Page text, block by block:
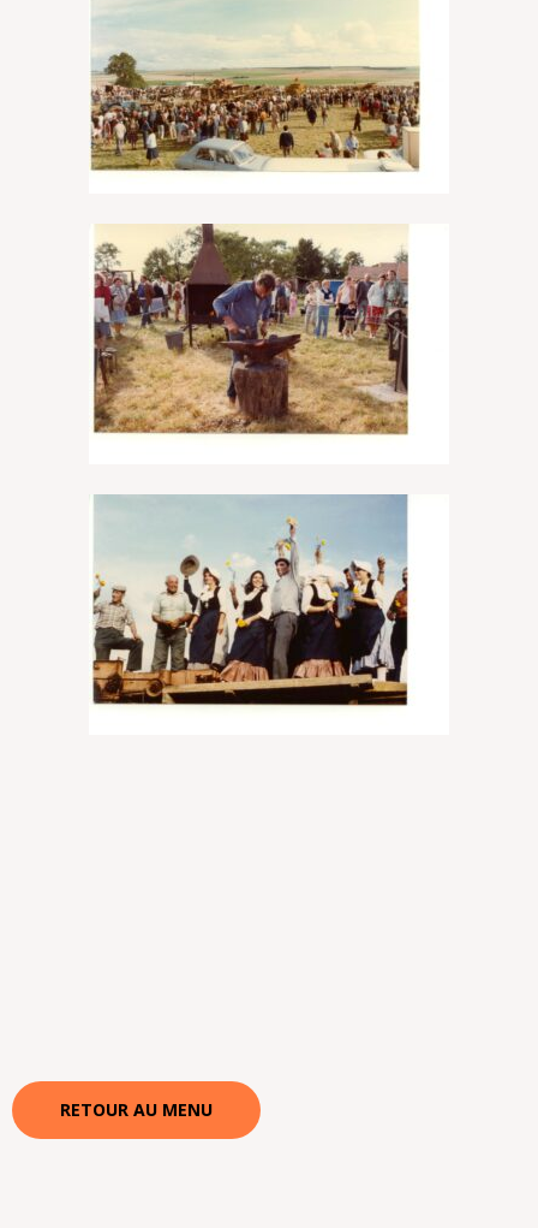
RETOUR AU MENU